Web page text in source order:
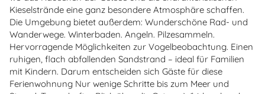
Kieselstrände eine ganz besondere Atmosphäre schaffen.
Die Umgebung bietet außerdem: Wunderschöne Rad- und
Wanderwege. Winterbaden. Angeln. Pilzesammeln.
Hervorragende Möglichkeiten zur Vogelbeobachtung. Einen
ruhigen, flach abfallenden Sandstrand – ideal für Familien
mit Kindern. Darum entscheiden sich Gäste für diese
Ferienwohnung Nur wenige Schritte bis zum Meer und